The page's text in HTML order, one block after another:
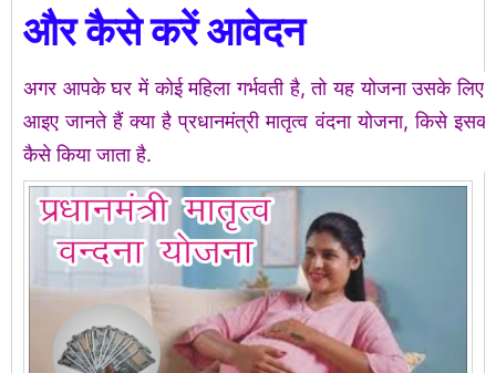
और कैसे करें आवेदन
अगर आपके घर में कोई महिला गर्भवती है, तो यह योजना उसके लिए
आइए जानते हैं क्या है प्रधानमंत्री मातृत्व वंदना योजना, किसे
कैसे किया जाता है.